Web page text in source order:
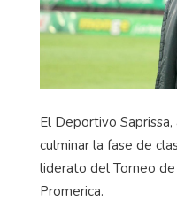
El Deportivo
culminar la fase de
liderato del Torneo
Promerica.